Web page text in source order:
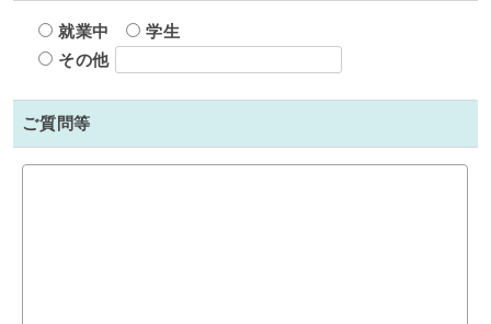
就業中
学生
その他
ご質問等